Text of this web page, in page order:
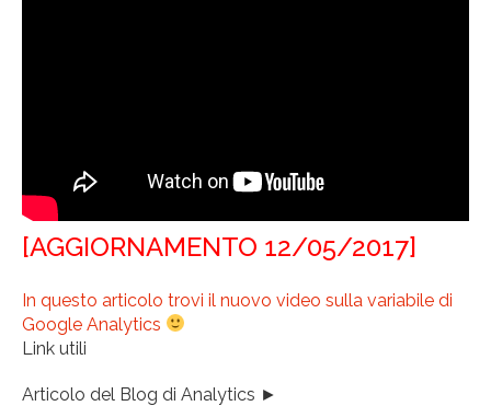
[AGGIORNAMENTO 12/05/2017]
In questo articolo trovi il nuovo video sulla variabile di
Google Analytics
Link utili
Articolo del Blog di Analytics ►